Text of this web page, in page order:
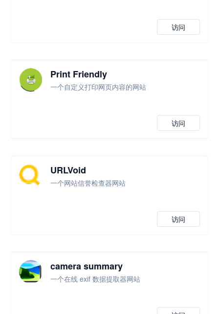
访问
Print Friendly
一个自定义打印网页内容的网站
访问
URLVoid
一个网站信誉检查器网站
访问
camera summary
一个在线 exif 数据提取器网站